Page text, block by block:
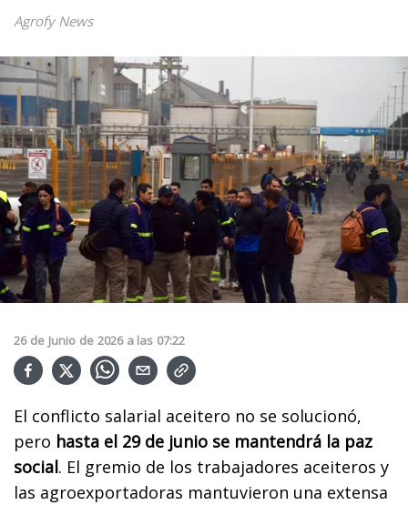
Agrofy News
26 de Junio de 2026 a las 07:22
El conflicto salarial aceitero no se solucionó,
pero hasta el 29 de junio se mantendrá la paz
social. El gremio de los trabajadores aceiteros y
las agroexportadoras mantuvieron una extensa